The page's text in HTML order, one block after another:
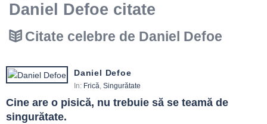
Daniel Defoe citate
Citate celebre de Daniel Defoe
Daniel Defoe
In: Frică, Singurătate
Cine are o pisică, nu trebuie să se teamă de
singurătate.